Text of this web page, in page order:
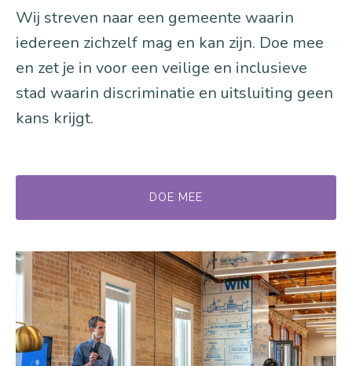
Wij streven naar een gemeente waarin
iedereen zichzelf mag en kan zijn. Doe mee
en zet je in voor een veilige en inclusieve
stad waarin discriminatie en uitsluiting geen
kans krijgt.
DOE MEE